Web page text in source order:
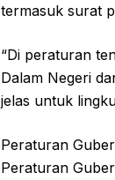
termasuk surat
“Di peraturan
Dalam Negeri
jelas untuk
Peraturan
Peraturan